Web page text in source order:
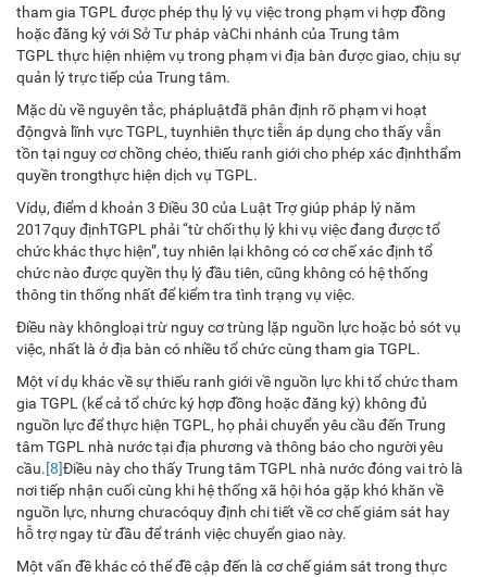
tham gia TGPL được phép thụ lý vụ việc trong phạm vi hợp đồng
hoặc đăng ký với Sở Tư pháp vàChi nhánh của Trung tâm
TGPL thực hiện nhiệm vụ trong phạm vi địa bàn được giao, chịu sự
quản lý trực tiếp của Trung tâm.
Mặc dù về nguyên tắc, phápluậtđã phân định rõ phạm vi hoạt
độngvà lĩnh vực TGPL, tuynhiên thực tiễn áp dụng cho thấy vẫn
tồn tại nguy cơ chồng chéo, thiếu ranh giới cho phép xác địnhthẩm
quyền trongthực hiện dịch vụ TGPL.
Vídụ, điểm d khoản 3 Điều 30 của Luật Trợ giúp pháp lý năm
2017quy địnhTGPL phải “từ chối thụ lý khi vụ việc đang được tổ
chức khác thực hiện”, tuy nhiên lại không có cơ chế xác định tổ
chức nào được quyền thụ lý đầu tiên, cũng không có hệ thống
thông tin thống nhất để kiểm tra tình trạng vụ việc.
Điều này khôngloại trừ nguy cơ trùng lặp nguồn lực hoặc bỏ sót vụ
việc, nhất là ở địa bàn có nhiều tổ chức cùng tham gia TGPL.
Một ví dụ khác về sự thiếu ranh giới về nguồn lực khi tổ chức tham
gia TGPL (kể cả tổ chức ký hợp đồng hoặc đăng ký) không đủ
nguồn lực để thực hiện TGPL, họ phải chuyển yêu cầu đến Trung
tâm TGPL nhà nước tại địa phương và thông báo cho người yêu
cầu.[8]Điều này cho thấy Trung tâm TGPL nhà nước đóng vai trò là
nơi tiếp nhận cuối cùng khi hệ thống xã hội hóa gặp khó khăn về
nguồn lực, nhưng chưacóquy định chi tiết về cơ chế giám sát hay
hỗ trợ ngay từ đầu để tránh việc chuyển giao này.
Một vấn đề khác có thể đề cập đến là cơ chế giám sát trong thực